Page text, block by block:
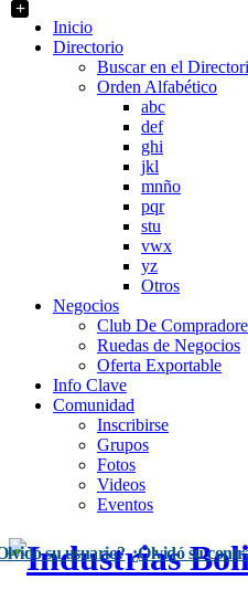
Inicio
Directorio
Buscar en el
Orden Alfabético
abc
def
ghi
jkl
mnño
pqr
stu
vwx
yz
Otros
Negocios
Club De
Ruedas de Negocios
Oferta Exportable
Info Clave
Comunidad
Inscribirse
Grupos
Fotos
Videos
Eventos
su usuario? ¿Olvidó su
+